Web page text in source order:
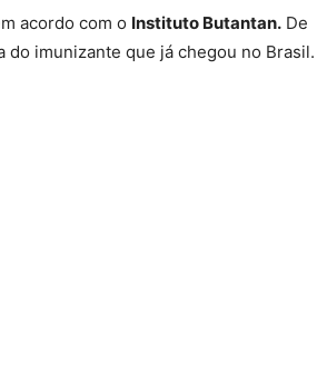
acordo com o Instituto Butantan. De
do imunizante que já chegou no Brasil.